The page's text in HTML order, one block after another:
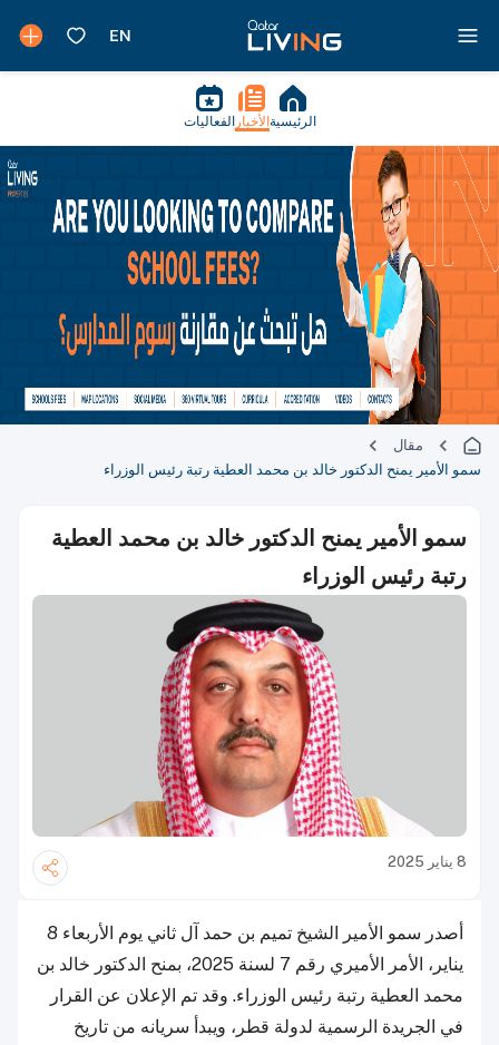
الرئيسية الأخبار الفعاليات
مقال
سمو الأمير يمنح الدكتور خالد بن محمد العطية رتبة رئيس الوزراء
سمو الأمير يمنح الدكتور خالد بن محمد العطية
رتبة رئيس الوزراء
8 يناير 2025
أصدر سمو الأمير الشيخ تميم بن حمد آل ثاني يوم الأربعاء 8
يناير، الأمر الأميري رقم 7 لسنة 2025، بمنح الدكتور خالد بن
محمد العطية رتبة رئيس الوزراء. وقد تم الإعلان عن القرار
في الجريدة الرسمية لدولة قطر، ويبدأ سريانه من تاريخ